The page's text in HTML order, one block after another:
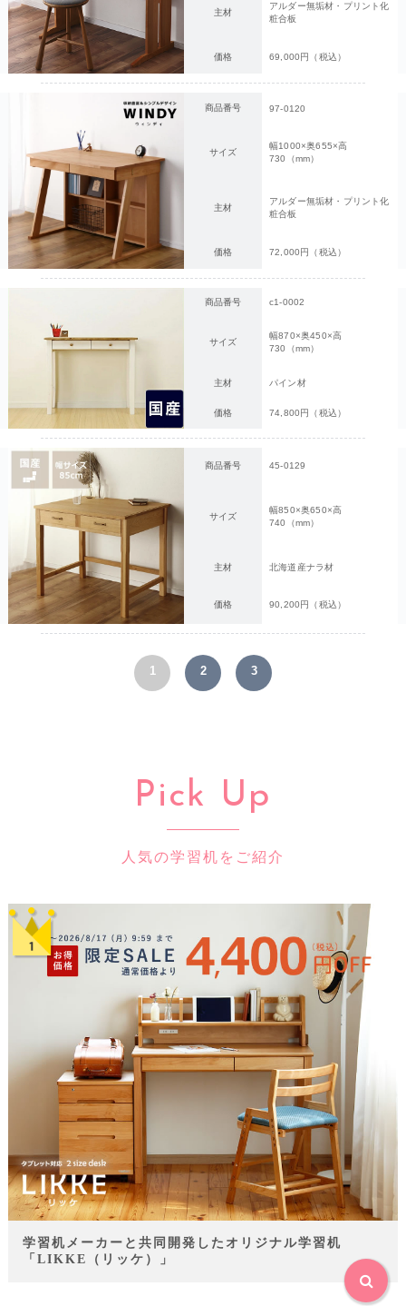
主材
アルダー無垢材・プリント化
粧合板
価格 69,000円（税込）
商品番号 97-0120
サイズ
幅1000×奥655×高
730（mm）
主材
アルダー無垢材・プリント化
粧合板
価格 72,000円（税込）
商品番号 c1-0002
サイズ
幅870×奥450×高
730（mm）
主材 パイン材
価格 74,800円（税込）
商品番号 45-0129
サイズ
幅850×奥650×高
740（mm）
主材 北海道産ナラ材
価格 90,200円（税込）
1 2 3
Pick Up
人気の学習机をご紹介
学習机メーカーと共同開発したオリジナル学習机
「LIKKE（リッケ）」